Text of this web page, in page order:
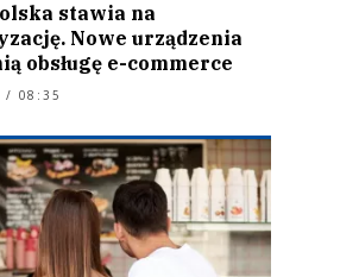
stawia na
Nowe urządzenia
obsługę e-commerce
/ 08:35